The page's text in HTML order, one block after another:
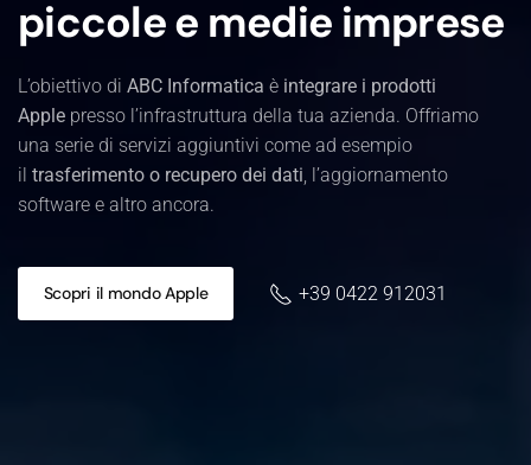
piccole e medie imprese
L’obiettivo di ABC Informatica è integrare i prodotti
Apple presso l’infrastruttura della tua azienda. Offriamo
una serie di servizi aggiuntivi come ad esempio
il trasferimento o recupero dei dati , l’aggiornamento
software e altro ancora.
Scopri il mondo Apple +39 0422 912031